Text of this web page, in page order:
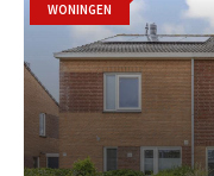
WONINGEN